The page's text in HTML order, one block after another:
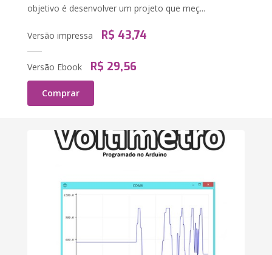
objetivo é desenvolver um projeto que meç...
Versão impressa R$ 43,74
Versão Ebook R$ 29,56
Comprar